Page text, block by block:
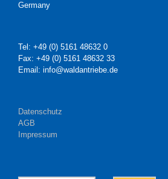
Germany
Tel: +49 (0) 5161 48632 0
Fax: +49 (0) 5161 48632 33
Email: info@waldantriebe.de
Datenschutz
AGB
Impressum